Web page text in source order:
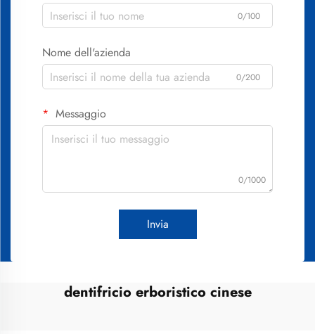
0/100
Nome dell'azienda
0/200
Messaggio
0/1000
Invia
dentifricio erboristico cinese